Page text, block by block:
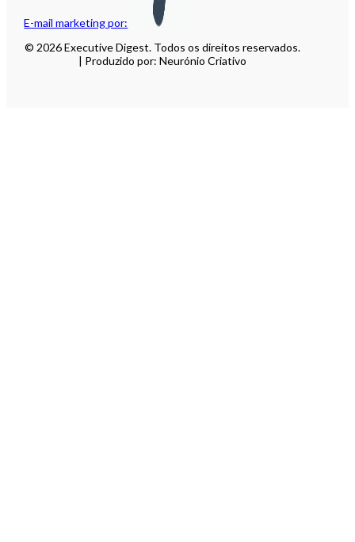
E-mail marketing por:
© 2026 Executive Digest. Todos os direitos reservados.
| Produzido por: Neurónio Criativo